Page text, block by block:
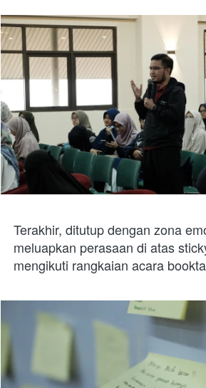
Terakhir, ditutup dengan zona
meluapkan perasaan di atas
mengikuti rangkaian acara